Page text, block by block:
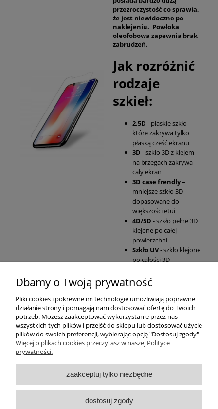
przezroczystość co sprawia,
że jest niewidoczne po
naklejeniu. Powłoka
oleofobowa zapewnia brak
zabrudzeń.
Jak rozróżnić
rodzaje
szkieł:
2.5D - płaskie szkło
które zakrywa tylko
płaską cześć ekranu
3D - szkło 3D z klejem
na brzegach zakrywa
cały ekran
3D case frendly–
mniejsze szkło 3D
dopasowane do
większości etui
4D/5D - szkło pełne 3D
klejone po całej
powierzchni
Szkło UV- szkło klejone
po całości 3D
Pomoc
Moje konto
Płatności i dostawa
O nas
Dbamy o Twoją prywatność
Pliki cookies i pokrewne im technologie umożliwiają poprawne
działanie strony i pomagają nam dostosować ofertę do Twoich
potrzeb. Możesz zaakceptować wykorzystanie przez nas
wszystkich tych plików i przejść do sklepu lub dostosować użycie
plików do swoich preferencji, wybierając opcję "Dostosuj zgody".
Więcej o plikach cookies przeczytasz w naszej Polityce
prywatności.
zaakceptuj tylko niezbędne
dostosuj zgody